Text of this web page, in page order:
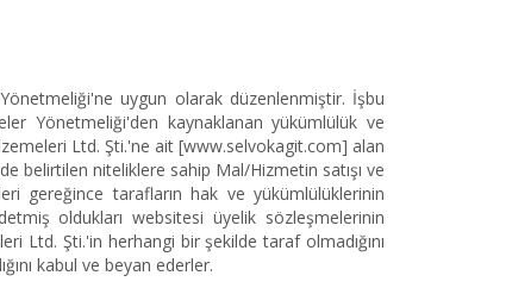
uygun olarak düzenlenmiştir. İşbu
Yönetmeliği'den kaynaklanan yükümlülük ve
Ltd. Şti.'ne ait [www.selvokagit.com] alan
belirtilen niteliklere sahip Mal/Hizmetin satışı ve
gereğince tarafların hak ve yükümlülüklerinin
oldukları websitesi üyelik sözleşmelerinin
Ltd. Şti.'in herhangi bir şekilde taraf olmadığını
kabul ve beyan ederler.